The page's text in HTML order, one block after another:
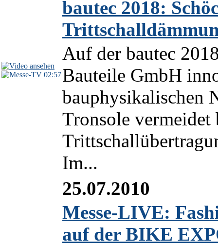
02:57
bautec 2018:
Auf der bautec
Bauteile GmbH
bauphysikalischen
Tronsole vermeidet
Im...
25.07.2010
Messe-LIVE:
auf der BIKE